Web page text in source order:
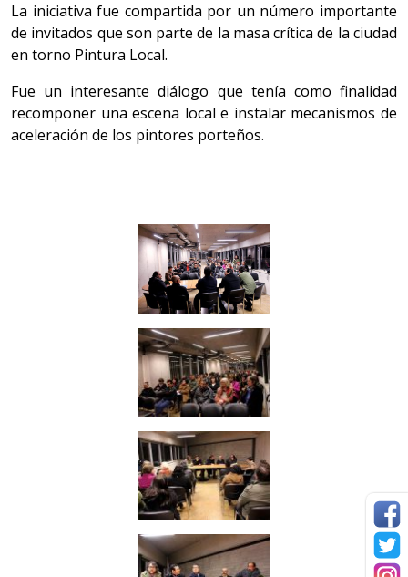
La iniciativa fue compartida por un número importante
de invitados que son parte de la masa crítica de la ciudad
en torno Pintura Local.
Fue un interesante diálogo que tenía como finalidad
recomponer una escena local e instalar mecanismos de
aceleración de los pintores porteños.